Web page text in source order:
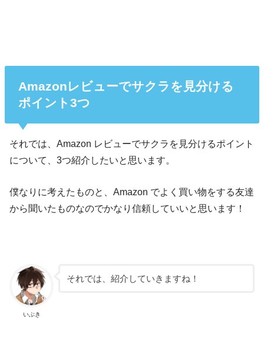
Amazonレビューでサクラを見分ける
ポイント3つ
それでは、Amazon レビューでサクラを見分けるポイント
について、3つ紹介したいと思います。
僕なりに考えたものと、Amazon でよく買い物をする友達
から聞いたものなのでかなり信頼していいと思います！
いぶき
それでは、紹介していきますね！